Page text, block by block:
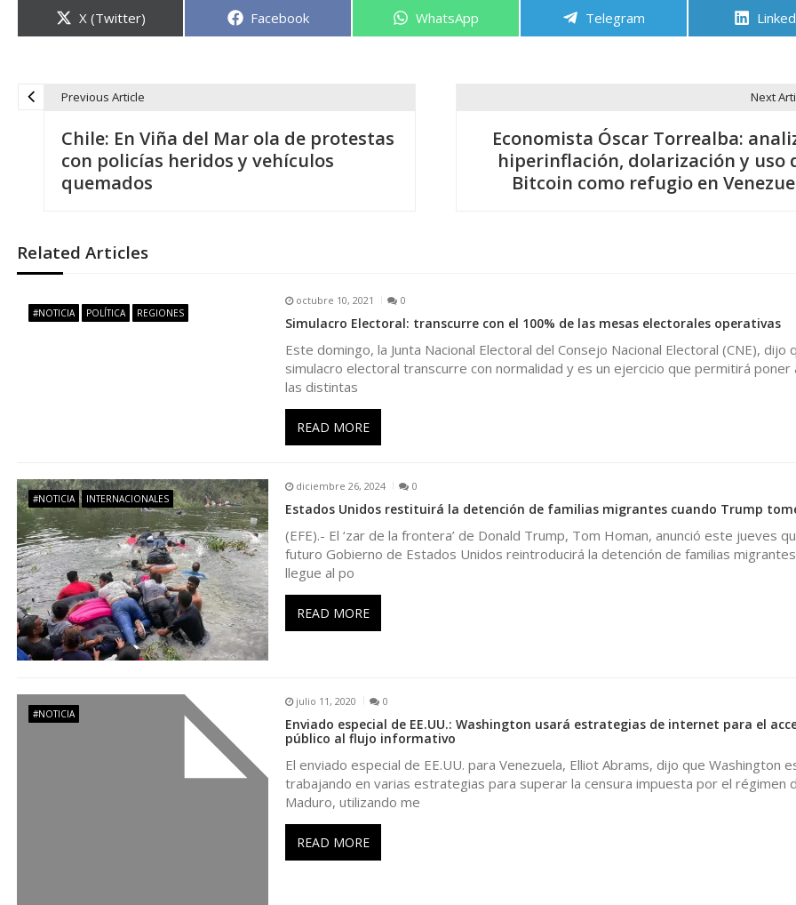
Compartir
en
X (Twitter) Compartir
Facebook Compartir
WhatsApp Compartir
Telegram
e
g
ó
n
d
e
e
n
Previous Article
Chile: En Viña del Mar ola de protestas
con policías heridos y vehículos
quemados
Next
Economista Óscar Torrealba:
hiperinflación, dolarización y uso
Bitcoin como refugio en
Related Articles
#NOTICIA POLÍTICA REGIONES
octubre 10, 2021 0
Simulacro Electoral: transcurre con el 100% de las mesas electorales operativas
Este domingo, la Junta Nacional Electoral del Consejo Nacional Electoral (CNE), dijo
simulacro electoral transcurre con normalidad y es un ejercicio que permitirá poner
las distintas
READ MORE
#NOTICIA INTERNACIONALES
diciembre 26, 2024 0
Estados Unidos restituirá la detención de familias migrantes cuando Trump
(EFE).- El ‘zar de la frontera’ de Donald Trump, Tom Homan, anunció este jueves
futuro Gobierno de Estados Unidos reintroducirá la detención de familias
llegue al po
READ MORE
#NOTICIA
julio 11, 2020 0
Enviado especial de EE.UU.: Washington usará estrategias de internet para el
público al flujo informativo
El enviado especial de EE.UU. para Venezuela, Elliot Abrams, dijo que Washington
trabajando en varias estrategias para superar la censura impuesta por el régimen
Maduro, utilizando me
READ MORE